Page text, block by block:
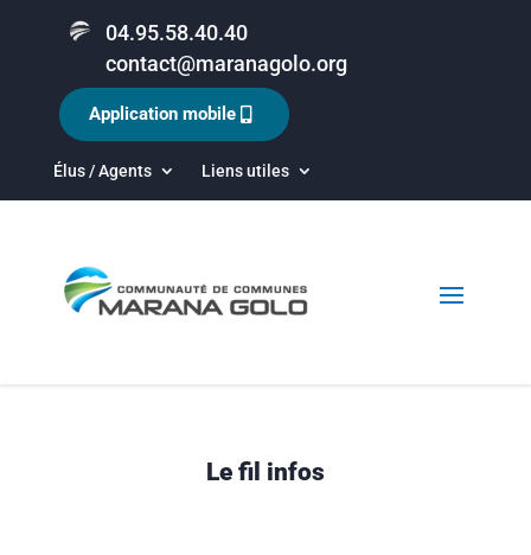
04.95.58.40.40
contact@maranagolo.org
Élus / Agents Liens utiles
Application mobile
Le fil infos